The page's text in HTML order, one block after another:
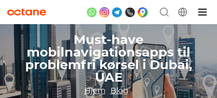
Must-have
mobilnavigationsapps til
problemfri kørsel i Dubai,
UAE
Hjem Blog